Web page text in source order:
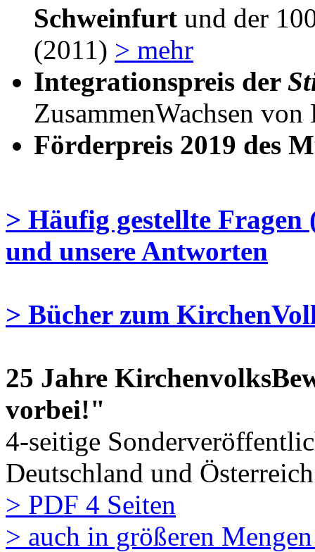
Schweinfurt und der
(2011) > mehr
Integrationspreis der
ZusammenWachsen
Förderpreis 2019 des
> Häufig gestellte Fragen
und unsere Antworten
> Bücher zum
25 Jahre
vorbei!"
4-seitige
Deutschland und Österreich
> PDF 4 Seiten
> auch in größeren